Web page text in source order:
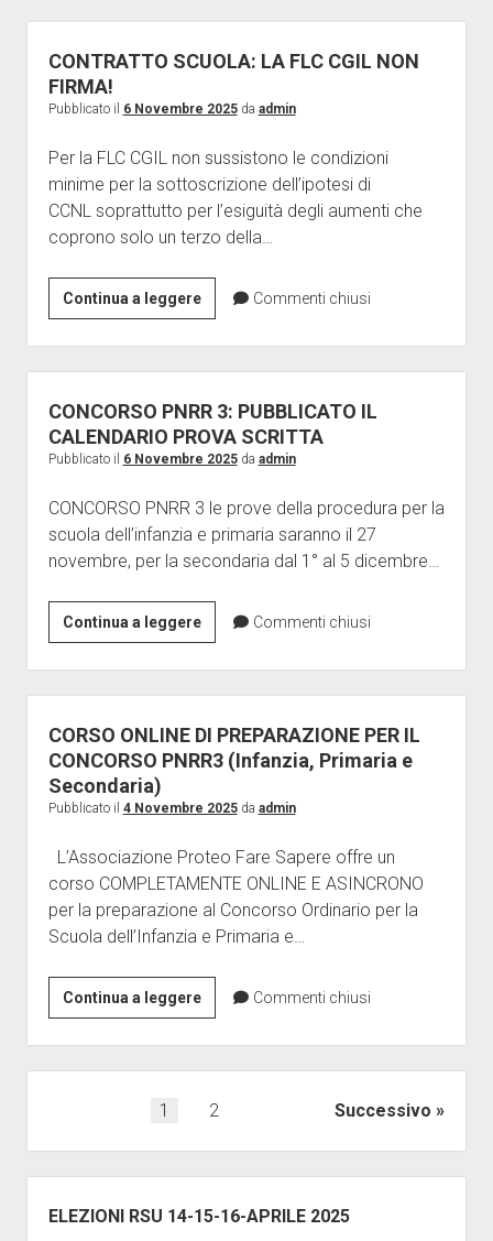
CONTRATTO SCUOLA: LA FLC CGIL NON
FIRMA!
Pubblicato il 6 Novembre 2025da admin
Per la FLC CGIL non sussistono le condizioni
minime per la sottoscrizione dell’ipotesi di
CCNL soprattutto per l’esiguità degli aumenti che
coprono solo un terzo della…
Continua a leggereCONTRATTO
SCUOLA:
LA
FLC
CGIL
NON
FIRMA!
Commenti chiusi
CONCORSO PNRR 3: PUBBLICATO IL
CALENDARIO PROVA SCRITTA
Pubblicato il 6 Novembre 2025da admin
CONCORSO PNRR 3 le prove della procedura per la
scuola dell’infanzia e primaria saranno il 27
novembre, per la secondaria dal 1° al 5 dicembre…
Continua a leggereCONCORSO
PNRR
3:
PUBBLICATO
IL
CALENDARIO
SCRITTA
Commenti chiusi
CORSO ONLINE DI PREPARAZIONE PER IL
CONCORSO PNRR3 (Infanzia, Primaria e
Secondaria)
Pubblicato il 4 Novembre 2025da admin
L’Associazione Proteo Fare Sapere offre un
corso COMPLETAMENTE ONLINE E ASINCRONO
per la preparazione al Concorso Ordinario per la
Scuola dell’Infanzia e Primaria e…
Continua a leggereCORSO
ONLINE
DI
PREPARAZIONE
PER
CONCORSO
PNRR3
(Infanzia,
Commenti chiusi
1 2 Successivo
laterale
ELEZIONI RSU 14-15-16-APRILE 2025